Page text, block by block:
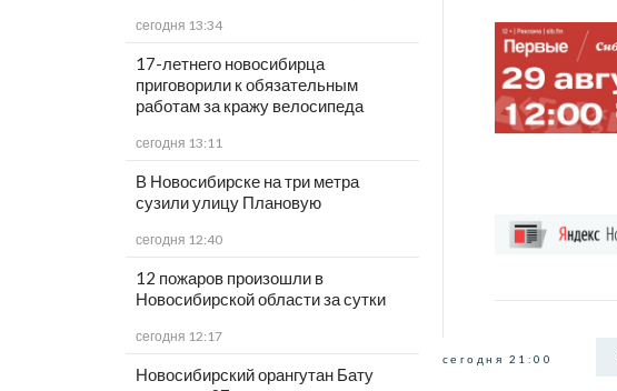
сегодня 13:34
17-летнего новосибирца
приговорили к обязательным
работам за кражу велосипеда
сегодня 13:11
В Новосибирске на три метра
сузили улицу Плановую
сегодня 12:40
12 пожаров произошли в
Новосибирской области за сутки
сегодня 12:17
Новосибирский орангутан Бату
сегодня 21:00